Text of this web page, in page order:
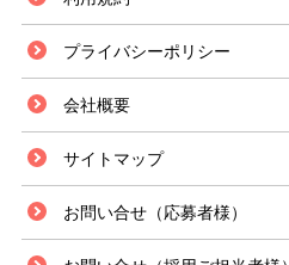
プライバシーポリシー
会社概要
サイトマップ
お問い合せ（応募者様）